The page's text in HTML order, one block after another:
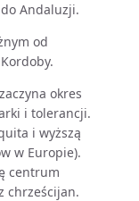
Andaluzji.
od
okres
i tolerancji.
i wyższą
w Europie).
centrum
chrześcijan.